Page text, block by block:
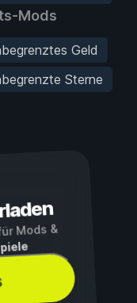
Mods
Geld
Sterne
Mods &